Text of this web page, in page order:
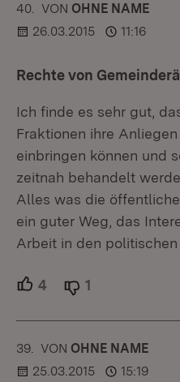
40. KOMMENTAR
VON :OHNE NAME
26.03.2015
11:16
Rechte von
Ich finde es sehr gut,
Fraktionen ihre
einbringen können und
zeitnah behandelt
Alles was die
ein guter Weg, das
Arbeit in den politischen
4 Unterstützer.
1
39. KOMMENTAR
VON :OHNE NAME
25.03.2015
15:19